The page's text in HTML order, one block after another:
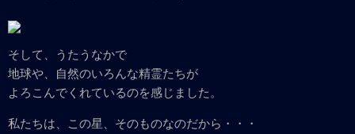
そして、うたうなかで
地球や、自然のいろんな精霊たちが
よろこんでくれているのを感じました。
私たちは、この星、そのものなのだから・・・